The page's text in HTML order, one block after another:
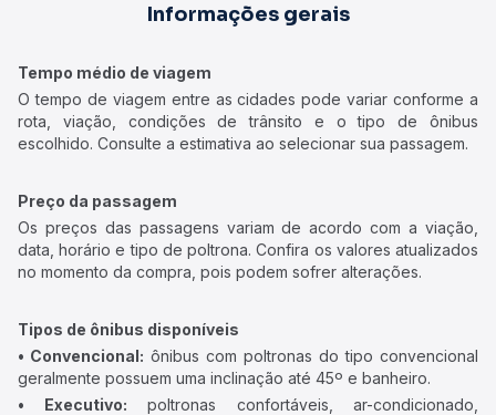
Informações gerais
Tempo médio de viagem
O tempo de viagem entre as cidades pode variar conforme a
rota, viação, condições de trânsito e o tipo de ônibus
escolhido. Consulte a estimativa ao selecionar sua passagem.
Preço da passagem
Os preços das passagens variam de acordo com a viação,
data, horário e tipo de poltrona. Confira os valores atualizados
no momento da compra, pois podem sofrer alterações.
Tipos de ônibus disponíveis
• Convencional: ônibus com poltronas do tipo convencional
geralmente possuem uma inclinação até 45º e banheiro.
• Executivo: poltronas confortáveis, ar-condicionado,